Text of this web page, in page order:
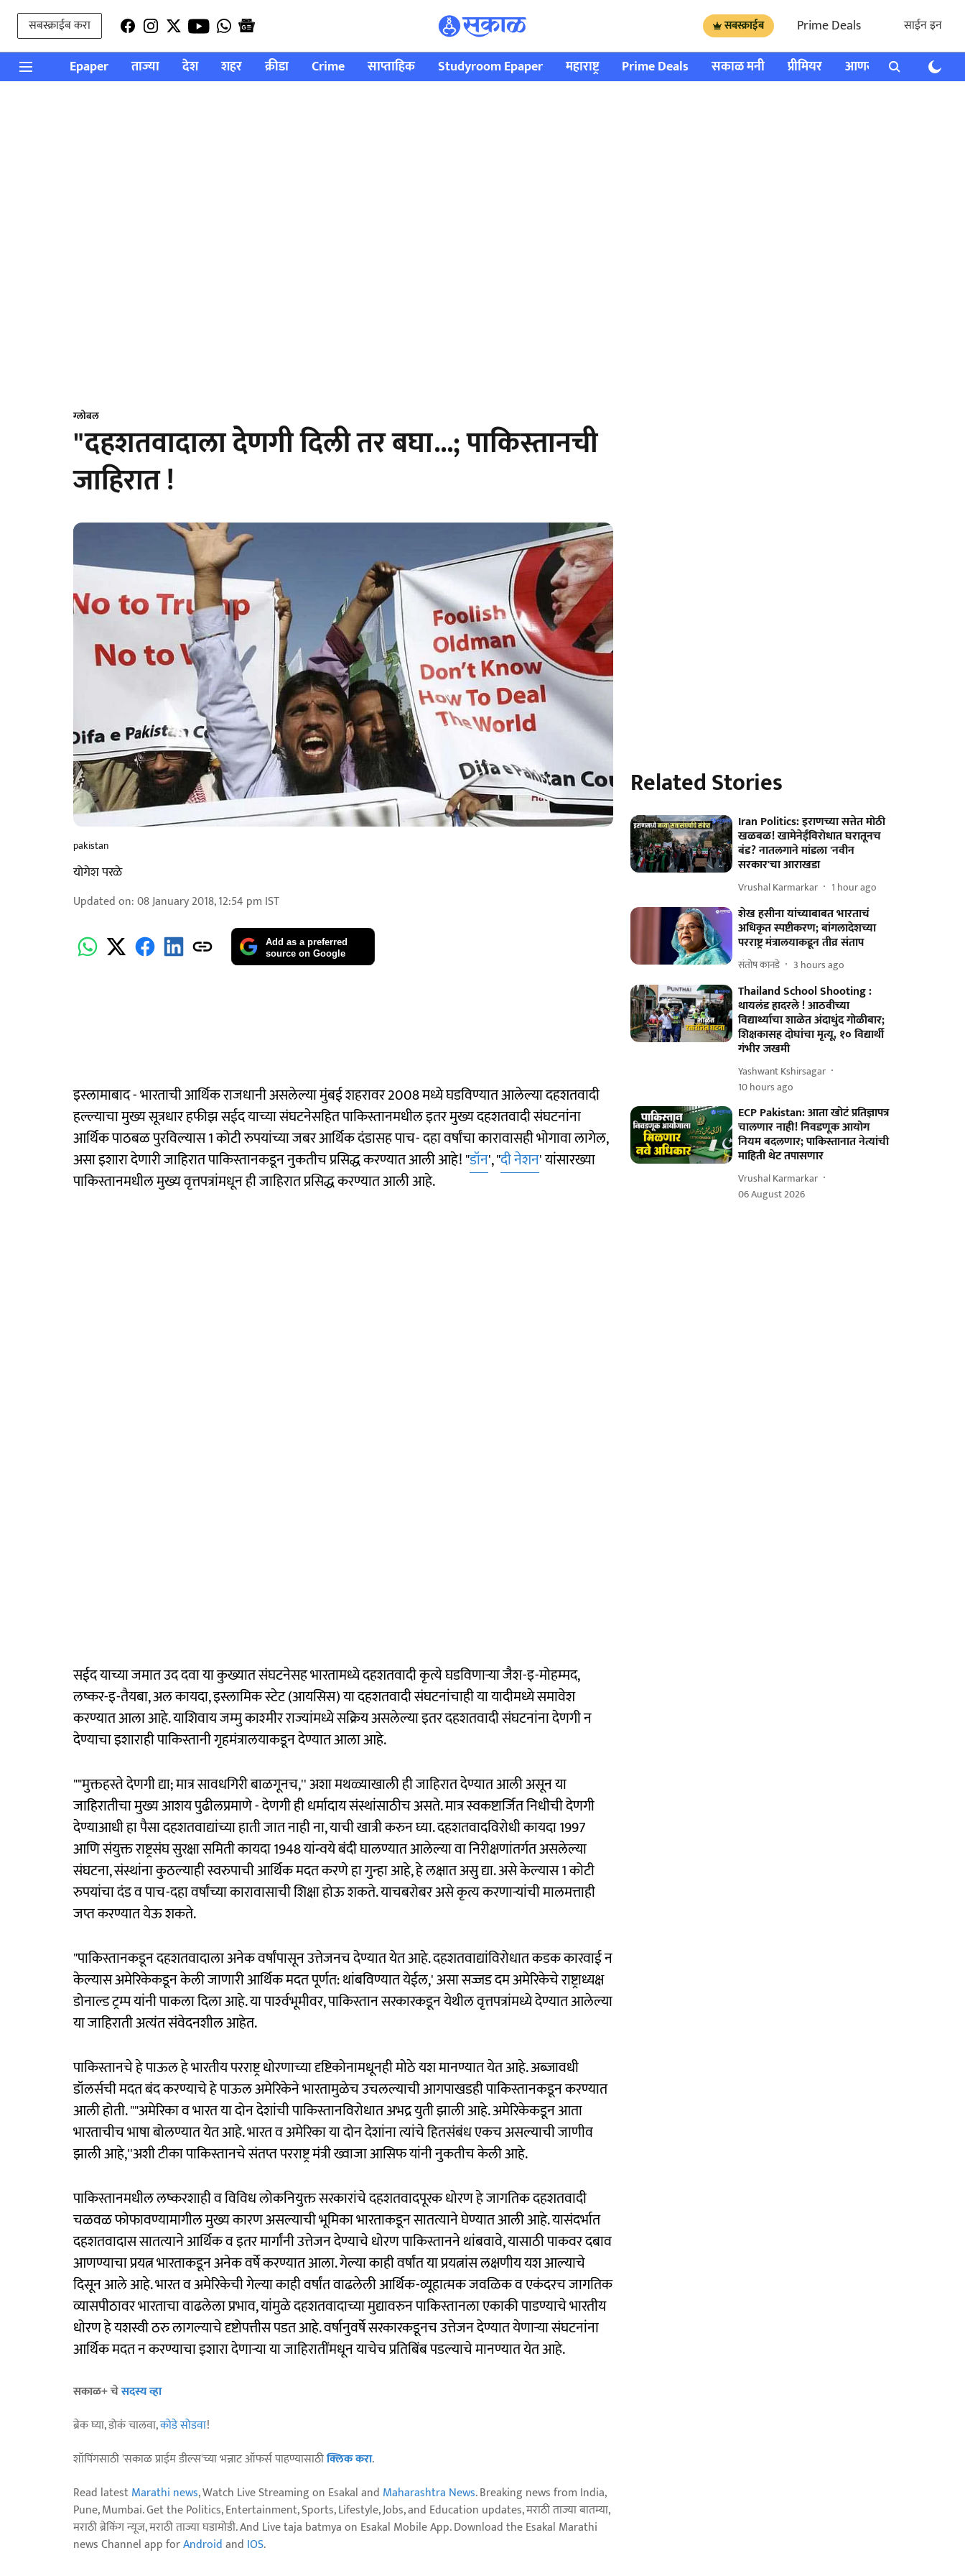
सबस्क्राईब करा सबस्क्राईब Prime Deals साईन इन
Epaper ताज्या देश शहर क्रीडा Crime साप्ताहिक Studyroom Epaper महाराष्ट्र Prime Deals सकाळ मनी प्रीमियर आणखी राशी भविष्य
ग्लोबल
"दहशतवादाला देणगी दिली तर बघा...; पाकिस्तानची
जाहिरात !
pakistan
योगेश परळे
Updated on:08 January 2018, 12:54 pm IST
Add as a preferred
source on Google
इस्लामाबाद - भारताची आर्थिक राजधानी असलेल्या मुंबई शहरावर 2008 मध्ये घडविण्यात आलेल्या दहशतवादी
हल्ल्याचा मुख्य सूत्रधार हफीझ सईद याच्या संघटनेसहित पाकिस्तानमधील इतर मुख्य दहशतवादी संघटनांना
आर्थिक पाठबळ पुरविल्यास 1 कोटी रुपयांच्या जबर आर्थिक दंडासह पाच- दहा वर्षांचा कारावासही भोगावा लागेल,
असा इशारा देणारी जाहिरात पाकिस्तानकडून नुकतीच प्रसिद्ध करण्यात आली आहे! "डॉन', "दी नेशन' यांसारख्या
पाकिस्तानमधील मुख्य वृत्तपत्रांमधून ही जाहिरात प्रसिद्ध करण्यात आली आहे.
सईद याच्या जमात उद दवा या कुख्यात संघटनेसह भारतामध्ये दहशतवादी कृत्ये घडविणाऱ्या जैश-इ-मोहम्मद,
लष्कर-इ-तैयबा, अल कायदा, इस्लामिक स्टेट (आयसिस) या दहशतवादी संघटनांचाही या यादीमध्ये समावेश
करण्यात आला आहे. याशिवाय जम्मु काश्‍मीर राज्यांमध्ये सक्रिय असलेल्या इतर दहशतवादी संघटनांना देणगी न
देण्याचा इशाराही पाकिस्तानी गृहमंत्रालयाकडून देण्यात आला आहे.
""मुक्तहस्ते देणगी द्या; मात्र सावधगिरी बाळगूनच,'' अशा मथळ्याखाली ही जाहिरात देण्यात आली असून या
जाहिरातीचा मुख्य आशय पुढीलप्रमाणे - देणगी ही धर्मादाय संस्थांसाठीच असते. मात्र स्वकष्टार्जित निधीची देणगी
देण्याआधी हा पैसा दहशतवाद्यांच्या हाती जात नाही ना, याची खात्री करुन घ्या. दहशतवादविरोधी कायदा 1997
आणि संयुक्त राष्ट्रसंघ सुरक्षा समिती कायदा 1948 यांन्वये बंदी घालण्यात आलेल्या वा निरीक्षणांतर्गत असलेल्या
संघटना, संस्थांना कुठल्याही स्वरुपाची आर्थिक मदत करणे हा गुन्हा आहे, हे लक्षात असु द्या. असे केल्यास 1 कोटी
रुपयांचा दंड व पाच-दहा वर्षांच्या कारावासाची शिक्षा होऊ शकते. याचबरोबर असे कृत्य करणाऱ्यांची मालमत्ताही
जप्त करण्यात येऊ शकते.
"पाकिस्तानकडून दहशतवादाला अनेक वर्षांपासून उत्तेजनच देण्यात येत आहे. दहशतवाद्यांविरोधात कडक कारवाई न
केल्यास अमेरिकेकडून केली जाणारी आर्थिक मदत पूर्णत: थांबविण्यात येईल,' असा सज्जड दम अमेरिकेचे राष्ट्राध्यक्ष
डोनाल्ड ट्रम्प यांनी पाकला दिला आहे. या पार्श्‍वभूमीवर, पाकिस्तान सरकारकडून येथील वृत्तपत्रांमध्ये देण्यात आलेल्या
या जाहिराती अत्यंत संवेदनशील आहेत.
पाकिस्तानचे हे पाऊल हे भारतीय परराष्ट्र धोरणाच्या दृष्टिकोनामधूनही मोठे यश मानण्यात येत आहे. अब्जावधी
डॉलर्सची मदत बंद करण्याचे हे पाऊल अमेरिकेने भारतामुळेच उचलल्याची आगपाखडही पाकिस्तानकडून करण्यात
आली होती. ""अमेरिका व भारत या दोन देशांची पाकिस्तानविरोधात अभद्र युती झाली आहे. अमेरिकेकडून आता
भारताचीच भाषा बोलण्यात येत आहे. भारत व अमेरिका या दोन देशांना त्यांचे हितसंबंध एकच असल्याची जाणीव
झाली आहे,''अशी टीका पाकिस्तानचे संतप्त परराष्ट्र मंत्री ख्वाजा आसिफ यांनी नुकतीच केली आहे.
पाकिस्तानमधील लष्करशाही व विविध लोकनियुक्त सरकारांचे दहशतवादपूरक धोरण हे जागतिक दहशतवादी
चळवळ फोफावण्यामागील मुख्य कारण असल्याची भूमिका भारताकडून सातत्याने घेण्यात आली आहे. यासंदर्भात
दहशतवादास सातत्याने आर्थिक व इतर मार्गांनी उत्तेजन देण्याचे धोरण पाकिस्तानने थांबवावे, यासाठी पाकवर दबाव
आणण्याचा प्रयत्न भारताकडून अनेक वर्षे करण्यात आला. गेल्या काही वर्षांत या प्रयत्नांस लक्षणीय यश आल्याचे
दिसून आले आहे. भारत व अमेरिकेची गेल्या काही वर्षांत वाढलेली आर्थिक-व्यूहात्मक जवळिक व एकंदरच जागतिक
व्यासपीठावर भारताचा वाढलेला प्रभाव, यांमुळे दहशतवादाच्या मुद्यावरुन पाकिस्तानला एकाकी पाडण्याचे भारतीय
धोरण हे यशस्वी ठरु लागल्याचे दृष्टोपत्तीस पडत आहे. वर्षानुवर्षे सरकारकडूनच उत्तेजन देण्यात येणाऱ्या संघटनांना
आर्थिक मदत न करण्याचा इशारा देणाऱ्या या जाहिरातींमधून याचेच प्रतिबिंब पडल्याचे मानण्यात येत आहे.
सकाळ+ चेसदस्य व्हा
ब्रेक घ्या, डोकं चालवा,कोडे सोडवा!
शॉपिंगसाठी 'सकाळ प्राईम डील्स'च्या भन्नाट ऑफर्स पाहण्यासाठीक्लिक करा.
Read latestMarathi news, Watch Live Streaming on Esakal and Maharashtra News. Breaking news from India,
Pune, Mumbai. Get the Politics, Entertainment, Sports, Lifestyle, Jobs, and Education updates, मराठी ताज्या बातम्या,
मराठी ब्रेकिंग न्यूज, मराठी ताज्या घडामोडी. And Live taja batmya on Esakal Mobile App. Download the Esakal Marathi
news Channel app forAndroidand IOS.
Related Stories
Iran Politics: इराणच्या सत्तेत मोठी
खळबळ! खामेनेईंविरोधात घरातूनच
बंड? नातलगाने मांडला 'नवीन
सरकार'चा आराखडा
Vrushal Karmarkar 1 hour ago
शेख हसीना यांच्याबाबत भारताचं
अधिकृत स्पष्टीकरण; बांगलादेशच्या
परराष्ट्र मंत्रालयाकडून तीव्र संताप
संतोष कानडे 3 hours ago
Thailand School Shooting :
थायलंड हादरले ! आठवीच्या
विद्यार्थ्याचा शाळेत अंदाधुंद गोळीबार;
शिक्षकासह दोघांचा मृत्यू, १० विद्यार्थी
गंभीर जखमी
Yashwant Kshirsagar
10 hours ago
ECP Pakistan: आता खोटं प्रतिज्ञापत्र
चालणार नाही! निवडणूक आयोग
नियम बदलणार; पाकिस्तानात नेत्यांची
माहिती थेट तपासणार
Vrushal Karmarkar
06 August 2026